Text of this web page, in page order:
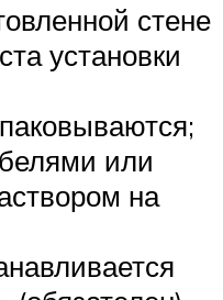
стене
установки
или
на